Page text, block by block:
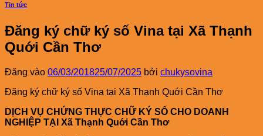
Tin tức
Đăng ký chữ ký số Vina tại Xã Thạnh
Quới Cần Thơ
Đăng vào 06/03/201825/07/2025 bởi chukysovina
Đăng ký chữ ký số Vina tại Xã Thạnh Quới Cần Thơ
DỊCH VỤ CHỨNG THỰC CHỮ KÝ SỐ CHO DOANH
NGHIỆP TẠI Xã Thạnh Quới Cần Thơ